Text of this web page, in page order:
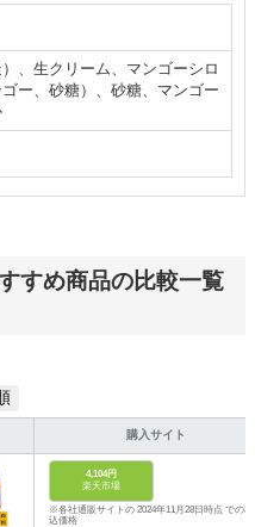
、生クリーム、マンゴーシロ
ー、砂糖）、砂糖、マンゴー
すめ商品の比較一覧
購入サイト
4,104円
楽天市場
※各社通販サイトの 2024年11月28日時点 での税
込価格